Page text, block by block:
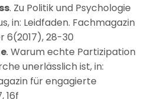
. Zu Politik und Psychologie
in: Leidfaden. Fachmagazin
6(2017), 28-30
. Warum echte Partizipation
unerlässlich ist, in:
für engagierte
16f